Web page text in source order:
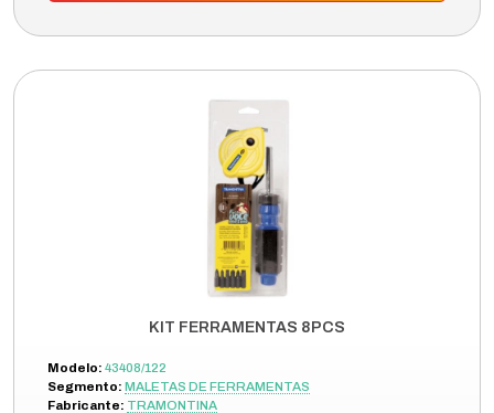
KIT FERRAMENTAS 8PCS
Modelo: 43408/122
Segmento: MALETAS DE FERRAMENTAS
Fabricante: TRAMONTINA